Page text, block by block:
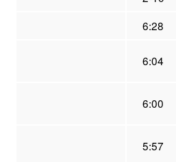
6:28
6:04
6:00
5:57